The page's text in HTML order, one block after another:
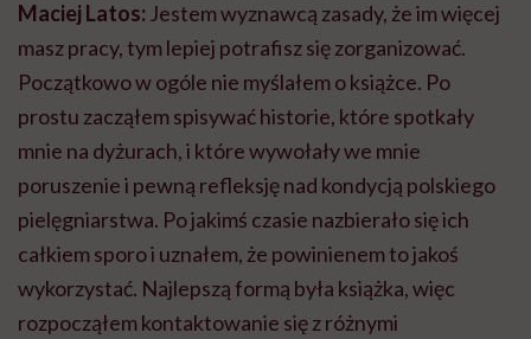
Maciej Latos: Jestem wyznawcą zasady, że im więcej
masz pracy, tym lepiej potrafisz się zorganizować.
Początkowo w ogóle nie myślałem o książce. Po
prostu zacząłem spisywać historie, które spotkały
mnie na dyżurach, i które wywołały we mnie
poruszenie i pewną refleksję nad kondycją polskiego
pielęgniarstwa. Po jakimś czasie nazbierało się ich
całkiem sporo i uznałem, że powinienem to jakoś
wykorzystać. Najlepszą formą była książka, więc
rozpocząłem kontaktowanie się z różnymi